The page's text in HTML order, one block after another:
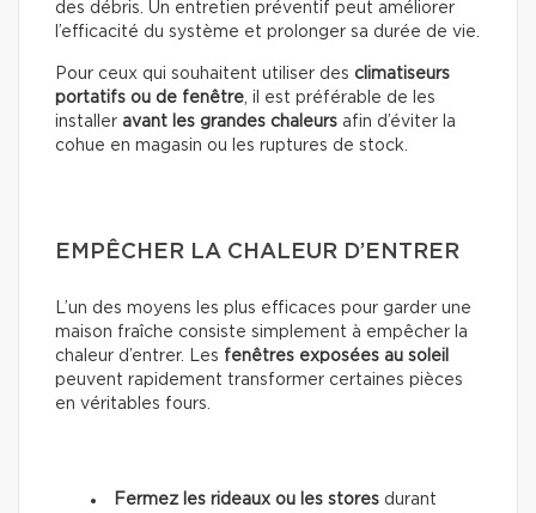
des débris. Un entretien préventif peut améliorer
l’efficacité du système et prolonger sa durée de vie.
Pour ceux qui souhaitent utiliser des climatiseurs
portatifs ou de fenêtre, il est préférable de les
installer avant les grandes chaleurs afin d’éviter la
cohue en magasin ou les ruptures de stock.
EMPÊCHER LA CHALEUR D’ENTRER
L’un des moyens les plus efficaces pour garder une
maison fraîche consiste simplement à empêcher la
chaleur d’entrer. Les fenêtres exposées au soleil
peuvent rapidement transformer certaines pièces
en véritables fours.
Fermez les rideaux ou les stores durant